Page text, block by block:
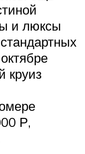
и люксы
круиз
Р,